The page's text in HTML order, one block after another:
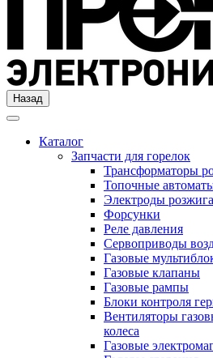
Назад
Каталог
Запчасти для горелок
Трансформаторы
Топочные
Электроды
Форсунки
Реле давления
Сервоприводы
Газовые
Газовые клапаны
Газовые рампы
Блоки контроля
Вентиляторы
колеса
Газовые